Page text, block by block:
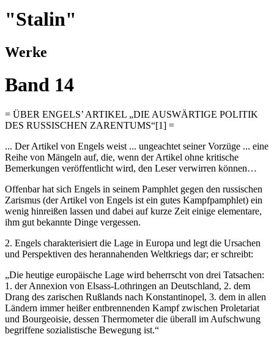
"Stalin"
Werke
Band 14
= ÜBER ENGELS’ ARTIKEL „DIE AUSWÄRTIGE POLITIK
DES RUSSISCHEN ZARENTUMS“[1] =
... Der Artikel von Engels weist ... ungeachtet seiner Vorzüge ... eine
Reihe von Mängeln auf, die, wenn der Artikel ohne kritische
Bemerkungen veröffentlicht wird, den Leser verwirren können…
Offenbar hat sich Engels in seinem Pamphlet gegen den russischen
Zarismus (der Artikel von Engels ist ein gutes Kampfpamphlet) ein
wenig hinreißen lassen und dabei auf kurze Zeit einige elementare,
ihm gut bekannte Dinge vergessen.
2. Engels charakterisiert die Lage in Europa und legt die Ursachen
und Perspektiven des herannahenden Weltkriegs dar; er schreibt:
„Die heutige europäische Lage wird beherrscht von drei Tatsachen:
1. der Annexion von Elsass-Lothringen an Deutschland, 2. dem
Drang des zarischen Rußlands nach Konstantinopel, 3. dem in allen
Ländern immer heißer entbrennenden Kampf zwischen Proletariat
und Bourgeoisie, dessen Thermometer die überall im Aufschwung
begriffene sozialistische Bewegung ist.“